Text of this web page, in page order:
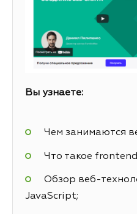
Вы узнаете:
Чем занимаются
Что такое
Обзор веб-
JavaScript;